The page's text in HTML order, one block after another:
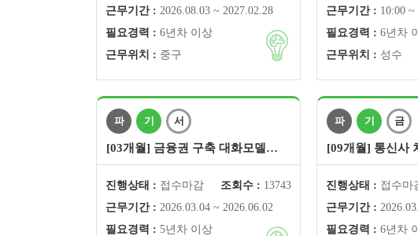
근무기간 : 2026.08.03 ~ 2027.02.28
필요경력 : 6년차 이상
근무위치 : 중구
근무기간 : 10:00 ~
필요경력 : 6년차
근무위치 : 성수
파 기 서
[03개월] 금융권 구축 대화모델…
진행상태 : 접수마감 조회수 : 13743
근무기간 : 2026.03.04 ~ 2026.06.02
필요경력 : 5년차 이상
파 기 금
[09개월] 통신사
진행상태 : 접수마
근무기간 :
필요경력 : 6년차